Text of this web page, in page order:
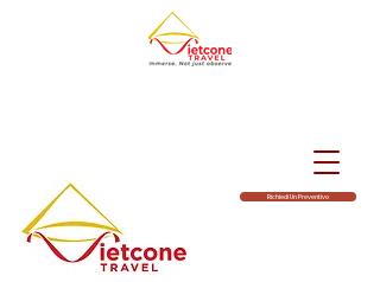
Richiedi Un Preventivo